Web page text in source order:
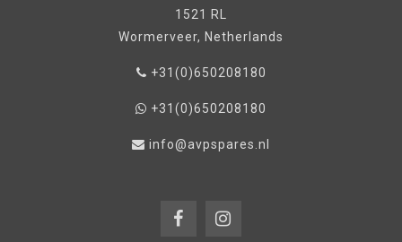
1521 RL
Wormerveer, Netherlands
+31(0)650208180
+31(0)650208180
info@avpspares.nl